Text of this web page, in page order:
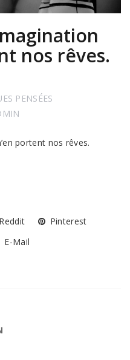
nos rêves.
PENSÉES
portent nos rêves.
Reddit
Pinterest
E-Mail